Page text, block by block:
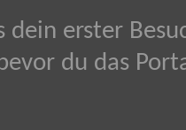
dein erster
du das